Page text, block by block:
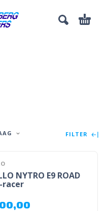
FILTER
NYTRO E9 ROAD
racer